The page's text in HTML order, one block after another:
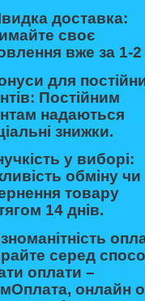
доставка:
своє
вже за 1-2
для
Постійним
надаються
знижки.
у виборі:
обміну чи
товару
14 днів.
серед
оплати –
онлайн